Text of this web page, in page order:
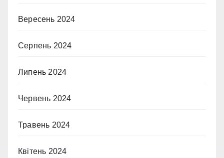
Вересень 2024
Серпень 2024
Липень 2024
Червень 2024
Травень 2024
Квітень 2024